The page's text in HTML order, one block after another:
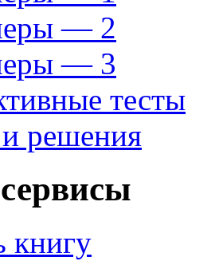
— 2
— 3
тесты
решения
книгу